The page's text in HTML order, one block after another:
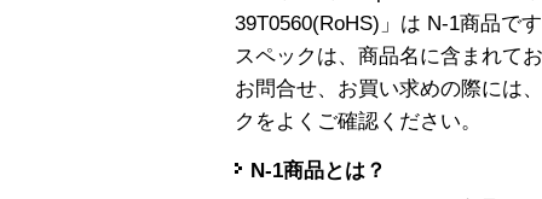
39T0560(RoHS)」は N-1商品で
スペックは、商品名に含まれて
お問合せ、お買い求めの際には
クをよくご確認ください。
N-1商品とは？